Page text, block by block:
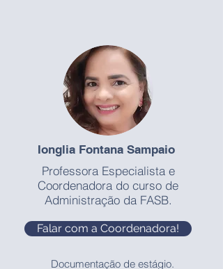
Ionglia Fontana Sampaio
Professora Especialista e
Coordenadora do curso de
Administração da FASB.
Falar com a Coordenadora!
Documentação de estágio.